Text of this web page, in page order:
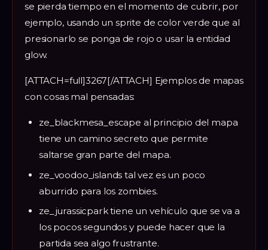
se pierda tiempo en el momento de cubrir, por
ejemplo, usando un sprite de color verde que al
presionarlo se ponga de rojo o usar la entidad
glow.
[ATTACH=full]3267[/ATTACH] Ejemplos de mapas
con cosas mal pensadas:
ze_blackmesa_escape al principio del mapa
tiene un camino secreto que permite
saltarse gran parte del mapa.
ze_voodoo_islands tal vez es un poco
aburrido para los zombies.
ze_jurassicpark tiene un vehículo que se va a
los pocos segundos y puede hacer que la
partida sea algo frustrante.